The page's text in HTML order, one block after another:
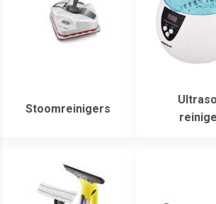
Stoomreinigers